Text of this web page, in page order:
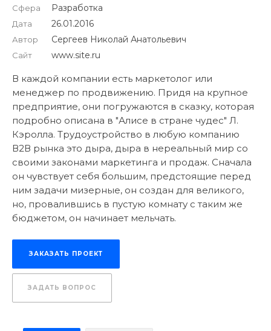
Сфера
Дата
Автор
Сайт
Разработка
26.01.2016
Сергеев Николай Анатольевич
www.site.ru
В каждой компании есть маркетолог или
менеджер по продвижению. Придя на крупное
предприятие, они погружаются в сказку, которая
подробно описана в "Алисе в стране чудес" Л.
Кэролла. Трудоустройство в любую компанию
В2В рынка это дыра, дыра в нереальный мир со
своими законами маркетинга и продаж. Сначала
он чувствует себя большим, предстоящие перед
ним задачи мизерные, он создан для великого,
но, провалившись в пустую комнату с таким же
бюджетом, он начинает мельчать.
ЗАКАЗАТЬ ПРОЕКТ
ЗАДАТЬ ВОПРОС